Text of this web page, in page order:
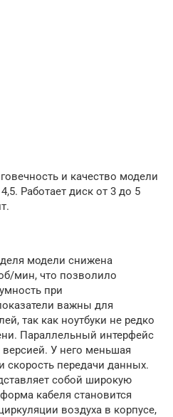
и качество модели
Работает диск от 3 до 5
модели снижена
мин, что позволило
при
важны для
так как ноутбуки не редко
Параллельный интерфейс
версией. У него меньшая
скорость передачи данных.
собой широкую
кабеля становится
воздуха в корпусе,